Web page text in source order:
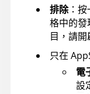
排除：按
格中的發
目，請
只在
電
設